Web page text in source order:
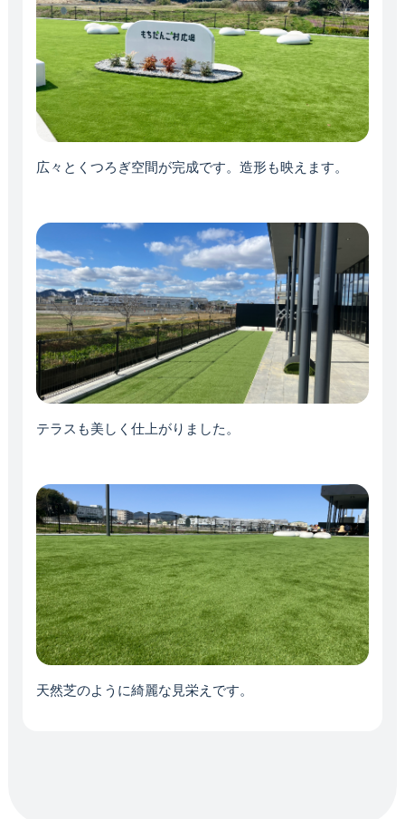
広々とくつろぎ空間が完成です。造形も映えます。
テラスも美しく仕上がりました。
天然芝のように綺麗な見栄えです。